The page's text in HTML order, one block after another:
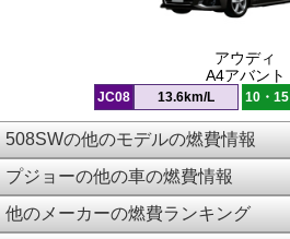
アウディ
A4アバント
JC08 13.6km/L 10・15
508SWの他のモデルの燃費情報
プジョーの他の車の燃費情報
他のメーカーの燃費ランキング